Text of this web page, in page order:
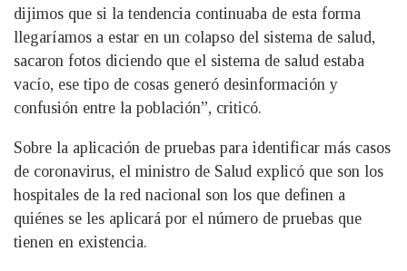
dijimos que si la tendencia continuaba de esta forma
llegaríamos a estar en un colapso del sistema de salud,
sacaron fotos diciendo que el sistema de salud estaba
vacío, ese tipo de cosas generó desinformación y
confusión entre la población”, criticó.
Sobre la aplicación de pruebas para identificar más casos
de coronavirus, el ministro de Salud explicó que son los
hospitales de la red nacional son los que definen a
quiénes se les aplicará por el número de pruebas que
tienen en existencia.